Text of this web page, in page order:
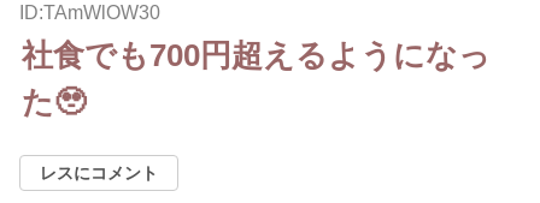
ID:TAmWlOW30
社食でも700円超えるようになっ
た🥹
レスにコメント